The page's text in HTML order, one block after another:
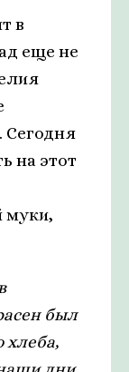
в
еще не
Сегодня
на этот
муки,
был
хлеба,